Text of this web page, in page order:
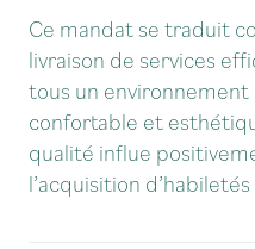
Ce mandat se traduit
livraison de services
tous un
confortable et
qualité influe
l’acquisition